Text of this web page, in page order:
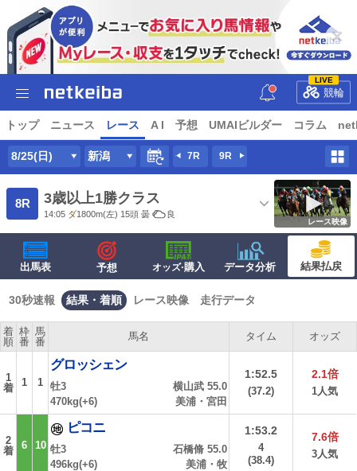
LIVE
競輪
トップ ニュース レース A I 予想 UMAIビルダー コラム
8/25(日) 新潟 7R 9R
8R 3歳以上1勝クラス
14:05 ダ1800m(左) 15頭 曇 良
レース映像
出馬表 予想 オッズ·購入 データ分析 結果払戻
30秒速報 結果・着順 レース映像 走行データ
着
順
枠
番
馬
番
馬名 タイム オッズ
1
着
1 1
グロッシェン
牡3
470kg(+6)
横山武 55.0
美浦・宮田
1:52.5
(37.2)
2.1倍
1人気
2
着
6 10
ピコニ
牡3
496kg(+6)
石橋脩 55.0
美浦・牧
1:53.2
4
(38.4)
7.6倍
3人気